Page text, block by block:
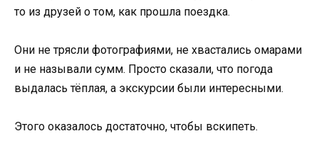
то из друзей о том, как прошла поездка.
Они не трясли фотографиями, не хвастались омарами
и не называли сумм. Просто сказали, что погода
выдалась тёплая, а экскурсии были интересными.
Этого оказалось достаточно, чтобы вскипеть.